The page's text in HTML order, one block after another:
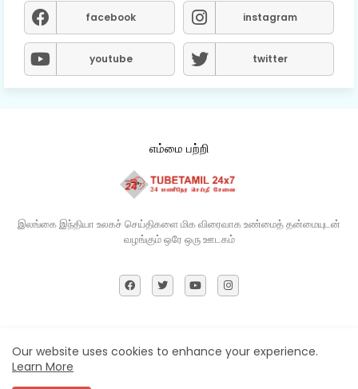
facebook instagram
youtube twitter
எம்மை பற்றி
இலங்கை இந்தியா உலகச் செய்திகளை மிக விரைவாக உண்மைத் தன்மையுடன்
வழங்கும் ஒரே ஒரு ஊடகம்​
Home Contact us Privacy Policy
Our website uses cookies to enhance your experience.
Learn More